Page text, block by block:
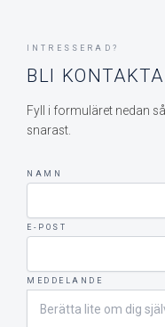
INTRESSERAD?
BLI
Fyll i formuläret nedan
snarast.
NAMN
E-POST
MEDDELANDE